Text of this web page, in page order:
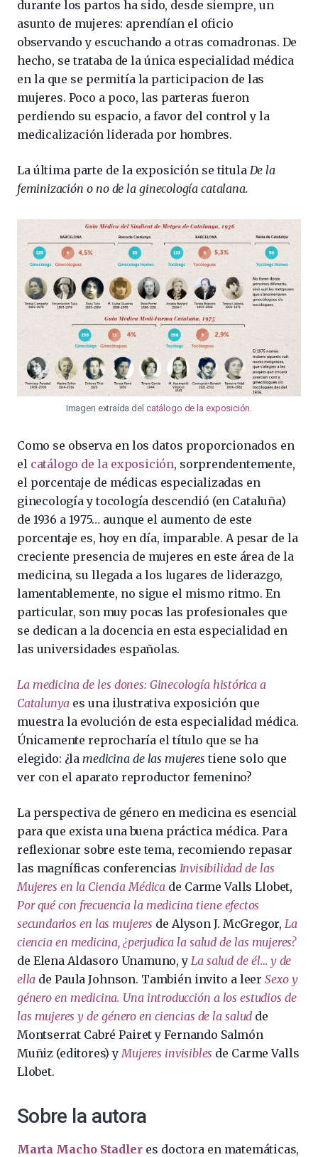
durante los partos ha sido, desde siempre, un
asunto de mujeres: aprendían el oficio
observando y escuchando a otras comadronas. De
hecho, se trataba de la única especialidad médica
en la que se permitía la participacion de las
mujeres. Poco a poco, las parteras fueron
perdiendo su espacio, a favor del control y la
medicalización liderada por hombres.
La última parte de la exposición se titula De la
feminización o no de la ginecología catalana.
Imagen extraída delcatálogo de la exposición
Como se observa en los datos proporcionados en
el catálogo de la exposición, sorprendentemente,
el porcentaje de médicas especializadas en
ginecología y tocología descendió (en Cataluña)
de 1936 a 1975… aunque el aumento de este
porcentaje es, hoy en día, imparable. A pesar de la
creciente presencia de mujeres en este área de la
medicina, su llegada a los lugares de liderazgo,
lamentablemente, no sigue el mismo ritmo. En
particular, son muy pocas las profesionales que
se dedican a la docencia en esta especialidad en
las universidades españolas.
La medicina de les dones: Ginecología histórica a
Catalunya es una ilustrativa exposición que
muestra la evolución de esta especialidad médica.
Únicamente reprocharía el título que se ha
elegido: ¿la medicina de las mujeres tiene solo que
ver con el aparato reproductor femenino?
La perspectiva de género en medicina es esencial
para que exista una buena práctica médica. Para
reflexionar sobre este tema, recomiendo repasar
las magníficas conferencias Invisibilidad de las
Mujeres en la Ciencia Médica de Carme Valls Llobet,
Por qué con frecuencia la medicina tiene efectos
secundarios en las mujeres de Alyson J. McGregor, La
ciencia en medicina, ¿perjudica la salud de las mujeres?
de Elena Aldasoro Unamuno, y La salud de él… y de
ella de Paula Johnson. También invito a leerSexo y
género en medicina. Una introducción a los estudios de
las mujeres y de género en ciencias de la salud de
Montserrat Cabré Pairet y Fernando Salmón
Muñiz (editores) y Mujeres invisibles de Carme Valls
Llobet.
Sobre la autora
Marta Macho Stadler es doctora en matemáticas,